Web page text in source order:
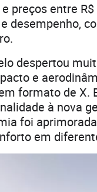
preços entre
desempenho,
despertou
e
formato de X.
à nova
foi
em